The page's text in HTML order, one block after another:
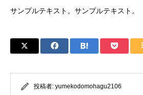
サンプルテキスト。サンプルテキスト。
投稿者: yumekodomohagu2106